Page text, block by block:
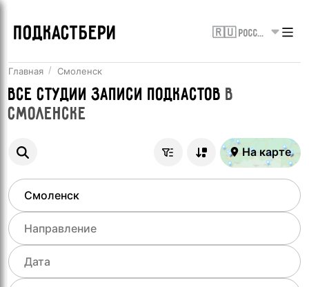
ПОДКАСТБЕРИ 🇷🇺 Россия
Главная Смоленск
ВсеСтудии записи подкастов в
Смоленске
На карте